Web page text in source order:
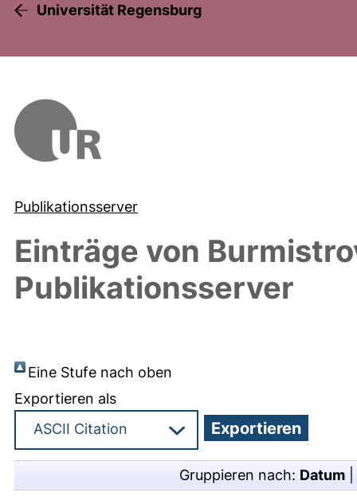
Universität Regensburg
Publikationsserver
Einträge von
Publikationsserver
Eine Stufe nach oben
Exportieren als
Gruppieren nach: Datum